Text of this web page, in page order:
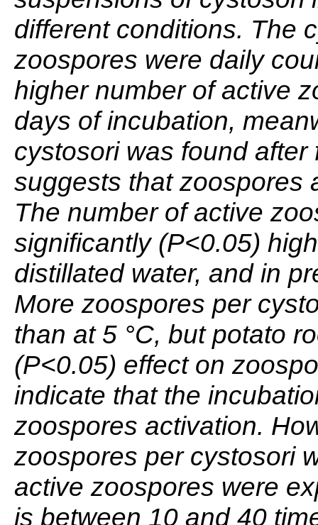
different conditions. The
zoospores were daily
higher number of active
days of incubation,
cystosori was found
suggests that zoospores
The number of active
significantly (P<0.05)
distillated water, and in
More zoospores per
than at 5 °C, but potato
(P<0.05) effect on
indicate that the
zoospores activation.
zoospores per cystosori
active zoospores were
is between 10 and 40